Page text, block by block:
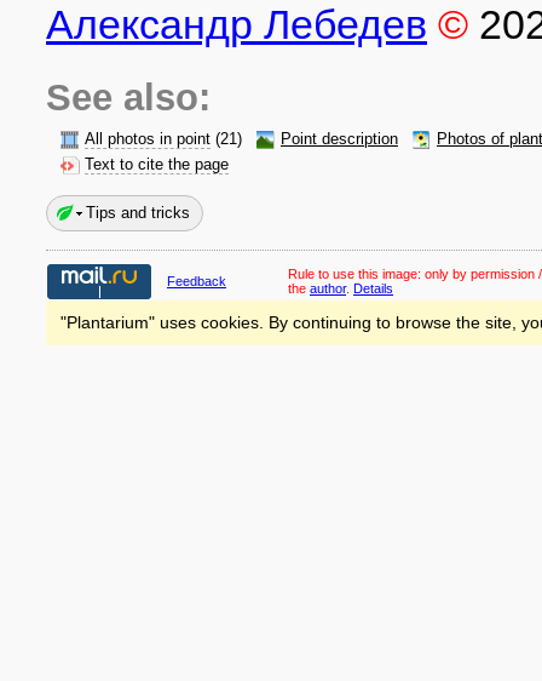
Александр Лебедев ©
See also:
All photos in point (21) Point description
Photos of
Text to cite the page
Tips and tricks
Feedback Rule to use this image: only by permission
the author. Details
"Plantarium" uses cookies. By continuing to browse the site,